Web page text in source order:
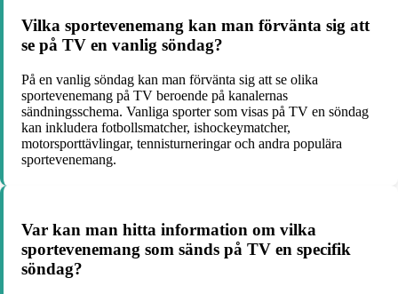
Vilka sportevenemang kan man förvänta sig att
se på TV en vanlig söndag?
På en vanlig söndag kan man förvänta sig att se olika
sportevenemang på TV beroende på kanalernas
sändningsschema. Vanliga sporter som visas på TV en söndag
kan inkludera fotbollsmatcher, ishockeymatcher,
motorsporttävlingar, tennisturneringar och andra populära
sportevenemang.
Var kan man hitta information om vilka
sportevenemang som sänds på TV en specifik
söndag?